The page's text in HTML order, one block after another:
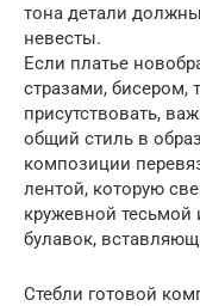
тона детали
невесты.
Если платье
стразами, бисером,
присутствовать,
общий стиль в
композиции
лентой, которую
кружевной
булавок,
Стебли готовой